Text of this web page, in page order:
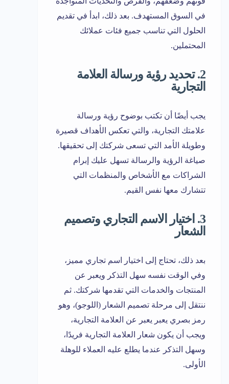
في السوق المستهدف. بعد ذلك، ابدأ في تقديم
الحلول التي تناسب جميع فئات عملائك
المحتملين.
2. تحديد رؤية ورسالة العلامة
التجارية
يجب أيضًا أن تكتب بوضوح رؤية ورسالة
علامتك التجارية، والتي تعكس الأهداف قصيرة
وطويلة الأمد التي تسعى شركتك إلى تحقيقها.
صياغة الرؤية والرسالة تسهل عليك إبرام
الشراكات مع الأشخاص والمنظمات التي
تتشارك معها نفس القيم.
3. اختيار الاسم التجاري وتصميم
الشعار
بعد ذلك، تحتاج إلى اختيار اسم تجاري مميز،
وفي الوقت نفسه سهل التذكر ويعبر عن
المنتجات والخدمات التي تقدمها شركتك. ثم
ننتقل إلى مرحلة تصميم الشعار (اللوجو)، وهو
رمز بصري يعبر يعبر عن العلامة التجارية،
ويجب أن يكون شعار العلامة التجارية فريدًا،
وسهل التذكر عندما يطلع عليه العملاء للوهلة
الأولى.